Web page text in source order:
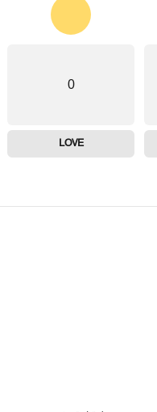
0
LOVE